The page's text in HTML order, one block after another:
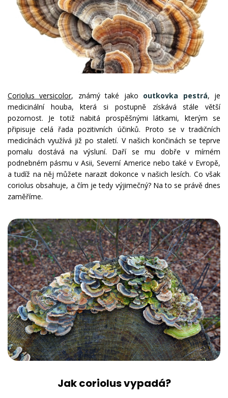
Coriolus versicolor, známý také jako outkovka pestrá, je
medicinální houba, která si postupně získává stále větší
pozornost. Je totiž nabitá prospěšnými látkami, kterým se
připisuje celá řada pozitivních účinků. Proto se v tradičních
medicínách využívá již po staletí. V našich končinách se teprve
pomalu dostává na výsluní. Daří se mu dobře v mírném
podnebném pásmu v Asii, Severní Americe nebo také v Evropě,
a tudíž na něj můžete narazit dokonce v našich lesích. Co však
coriolus obsahuje, a čím je tedy výjimečný? Na to se právě dnes
zaměříme.
Jak coriolus vypadá?